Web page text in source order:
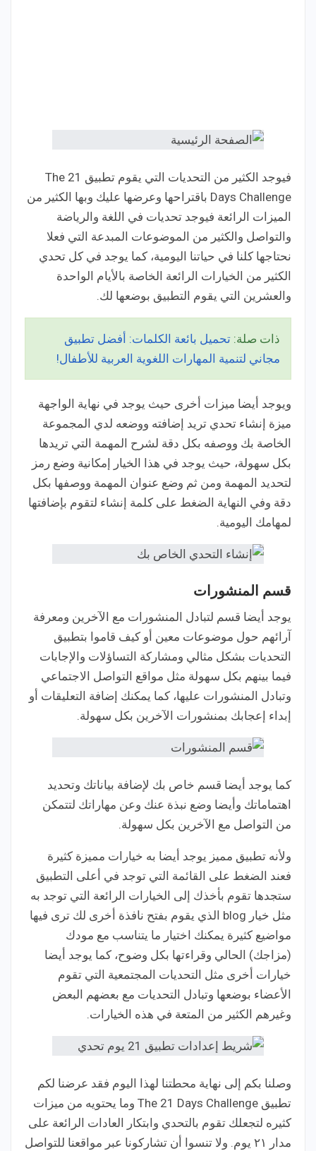
فيوجد الكثير من التحديات التي يقوم تطبيق The 21
Days Challenge باقتراحها وعرضها عليك وبها الكثير من
الميزات الرائعة فيوجد تحديات في اللغة والرياضة
والتواصل والكثير من الموضوعات المبدعة التي فعلا
نحتاجها كلنا في حياتنا اليومية، كما يوجد في كل تحدي
الكثير من الخيارات الرائعة الخاصة بالأيام الواحدة
والعشرين التي يقوم التطبيق بوضعها لك.
ذات صلة: تحميل بائعة الكلمات: أفضل تطبيق
مجاني لتنمية المهارات اللغوية العربية للأطفال!
ويوجد أيضا ميزات أخرى حيث يوجد في نهاية الواجهة
ميزة إنشاء تحدي تريد إضافته ووضعه لدي المجموعة
الخاصة بك ووصفه بكل دقة لشرح المهمة التي تريدها
بكل سهولة، حيث يوجد في هذا الخيار إمكانية وضع رمز
لتحديد المهمة ومن ثم وضع عنوان المهمة ووصفها بكل
دقة وفي النهاية الضغط على كلمة إنشاء لتقوم بإضافتها
لمهامك اليومية.
قسم المنشورات
يوجد أيضا قسم لتبادل المنشورات مع الآخرين ومعرفة
آرائهم حول موضوعات معين أو كيف قاموا بتطبيق
التحديات بشكل مثالي ومشاركة التساؤلات والإجابات
فيما بينهم بكل سهولة مثل مواقع التواصل الاجتماعي
وتبادل المنشورات عليها، كما يمكنك إضافة التعليقات أو
إبداء إعجابك بمنشورات الآخرين بكل سهولة.
كما يوجد أيضا قسم خاص بك لإضافة بياناتك وتحديد
اهتماماتك وأيضا وضع نبذة عنك وعن مهاراتك لتتمكن
من التواصل مع الآخرين بكل سهولة.
ولأنه تطبيق مميز يوجد أيضا به خيارات مميزة كثيرة
فعند الضغط على القائمة التي توجد في أعلى التطبيق
ستجدها تقوم بأخذك إلى الخيارات الرائعة التي توجد به
مثل خيار blog الذي يقوم بفتح نافذة أخرى لك ترى فيها
مواضيع كثيرة يمكنك اختيار ما يتناسب مع مودك
(مزاجك) الحالي وقراءتها بكل وضوح، كما يوجد أيضا
خيارات أخرى مثل التحديات المجتمعية التي تقوم
الأعضاء بوضعها وتبادل التحديات مع بعضهم البعض
وغيرهم الكثير من المتعة في هذه الخيارات.
وصلنا بكم إلى نهاية محطتنا لهذا اليوم فقد عرضنا لكم
تطبيق The 21 Days Challenge وما يحتويه من ميزات
كثيره لتجعلك تقوم بالتحدي وابتكار العادات الرائعة على
مدار ٢١ يوم. ولا تنسوا أن تشاركونا عبر مواقعنا للتواصل